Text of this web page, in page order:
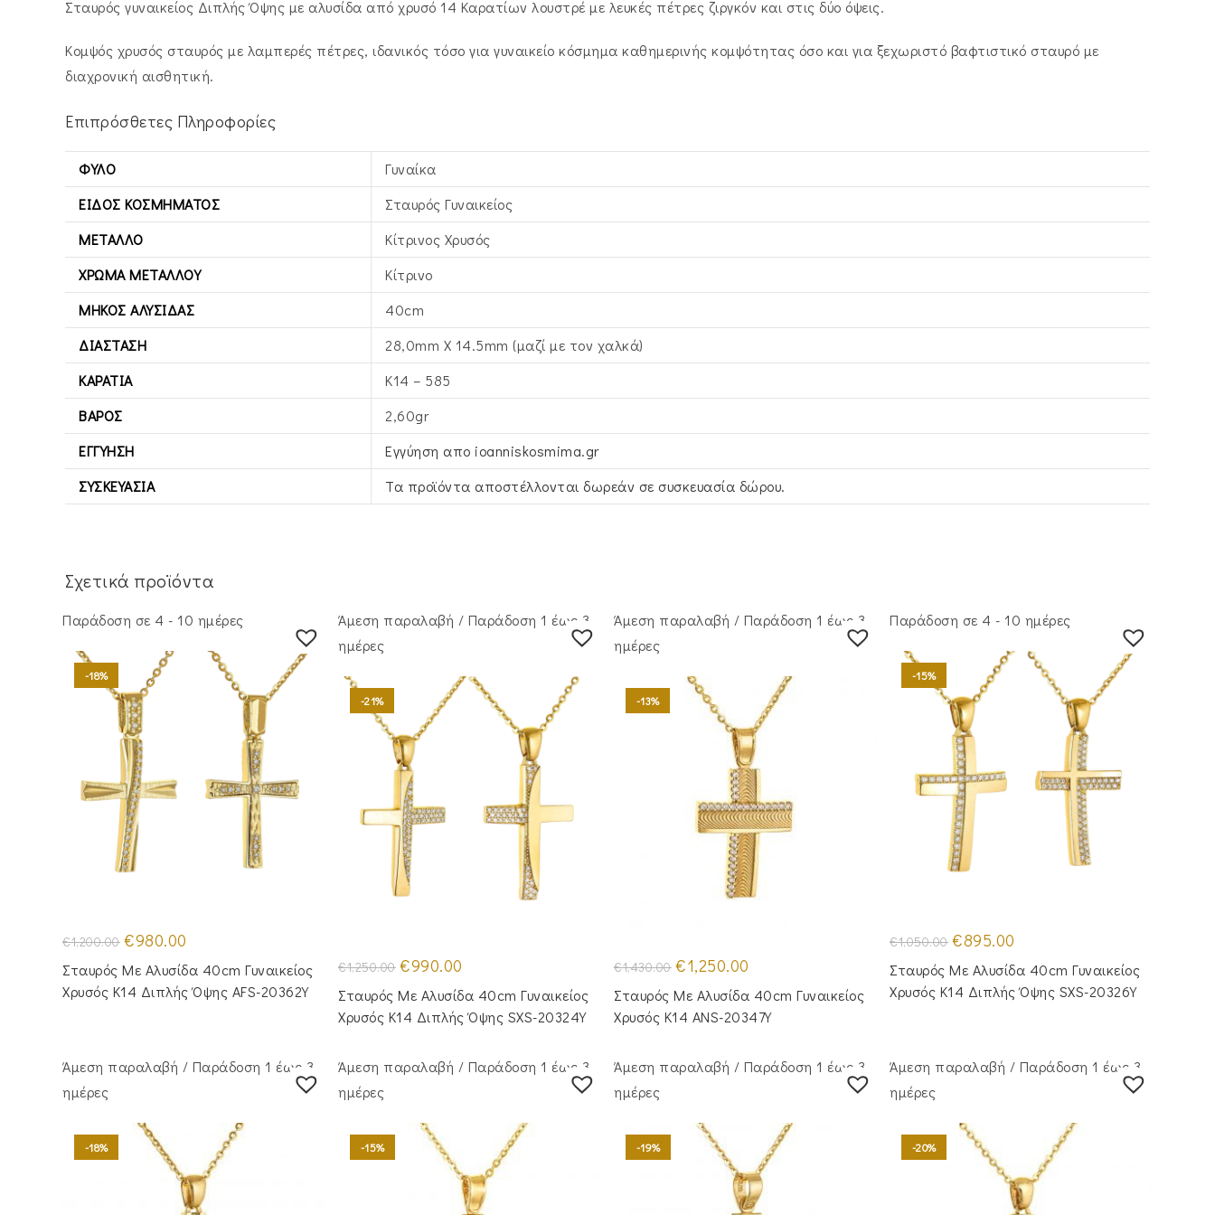
Σταυρός γυναικείος Διπλής Όψης με αλυσίδα από χρυσό 14 Καρατίων λουστρέ με λευκές πέτρες ζιργκόν και στις δύο όψεις.
Κομψός χρυσός σταυρός με λαμπερές πέτρες, ιδανικός τόσο για γυναικείο κόσμημα καθημερινής κομψότητας όσο και για ξεχωριστό βαφτιστικό σταυρό με
διαχρονική αισθητική.
Επιπρόσθετες Πληροφορίες
ΦΎΛΟ
Γυναίκα
ΕΊΔΟΣ ΚΟΣΜΉΜΑΤΟΣ
Σταυρός Γυναικείος
ΜΈΤΑΛΛΟ
Κίτρινος Xρυσός
ΧΡΏΜΑ ΜΕΤΆΛΛΟΥ
Κίτρινο
ΜΉΚΟΣ ΑΛΥΣΊΔΑΣ
40cm
ΔΙΆΣΤΑΣΗ
28,0mm X 14.5mm (μαζί με τον χαλκά)
ΚΑΡΆΤΙΑ
Κ14 – 585
ΒΆΡΟΣ
2,60gr
ΕΓΓΎΗΣΗ
Εγγύηση απο ioanniskosmima.gr
ΣΥΣΚΕΥΑΣΊΑ
Τα προϊόντα αποστέλλονται δωρεάν σε συσκευασία δώρου.
Σχετικά προϊόντα
Παράδοση σε 4 - 10 ημέρες
-18%
€1,200.00 Original
price
was:
€1,200.00.
€980.00
τιμή
είναι:
€980.00.
Σταυρός Mε Aλυσίδα 40cm Γυναικείος
Χρυσός Κ14 Διπλής Όψης AFS-20362Y
Άμεση παραλαβή / Παράδoση 1 έως 3
ημέρες
-21%
€1,250.00 Original
price
was:
€1,250.00.
€990.00
τιμή
είναι:
€990.00.
Σταυρός Με Αλυσίδα 40cm Γυναικείος
Χρυσός Κ14 Διπλής Όψης SXS-20324Y
Άμεση παραλαβή / Παράδoση 1 έως 3
ημέρες
-13%
€1,430.00 Original
price
was:
€1,430.00.
€1,250.00
τιμή
είναι:
€1,250.00.
Σταυρός Mε Aλυσίδα 40cm Γυναικείος
Χρυσός Κ14 ANS-20347Y
Παράδοση σε 4 - 10 ημέρες
-15%
€1,050.00 Original
price
was:
€1,050.00.
€895.00
τιμή
είναι:
€895.00.
Σταυρός Με Αλυσίδα 40cm Γυναικείος
Χρυσός Κ14 Διπλής Όψης SXS-20326Y
Άμεση παραλαβή / Παράδoση 1 έως 3
ημέρες
-18%
Άμεση παραλαβή / Παράδoση 1 έως 3
ημέρες
-15%
Άμεση παραλαβή / Παράδoση 1 έως 3
ημέρες
-19%
Άμεση παραλαβή / Παράδoση 1 έως 3
ημέρες
-20%